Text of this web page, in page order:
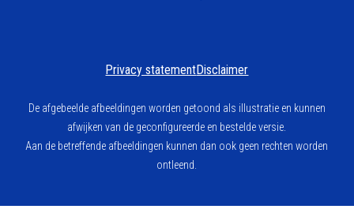
Privacy statementDisclaimer
De afgebeelde afbeeldingen worden getoond als illustratie en kunnen
afwijken van de geconfigureerde en bestelde versie.
Aan de betreffende afbeeldingen kunnen dan ook geen rechten worden
ontleend.